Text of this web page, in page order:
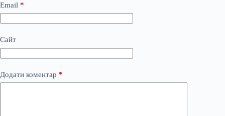
Email *
Сайт
Додати коментар *